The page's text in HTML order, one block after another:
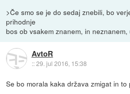
>Če smo se je do sedaj znebili, bo
prihodnje
bos ob vsakem znanem, in
AvtoR
::29. jul 2016, 15:38
Se bo morala kaka država zmigat in to